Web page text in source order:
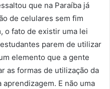
que na Paraíba já
de celulares sem fim
o fato de existir uma lei
parem de utilizar
elemento que a gente
as formas de utilização da
E não uma